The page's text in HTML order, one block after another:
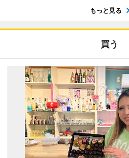
もっと見る
買う